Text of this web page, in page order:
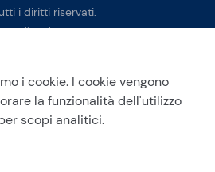
i diritti riservati.
Split-Phone: +385 98 384 007
esclusivo di Forbes Global
è un marchio registrato
and the Google
i cookie. I cookie vengono
la funzionalità dell'utilizzo
scopi analitici.